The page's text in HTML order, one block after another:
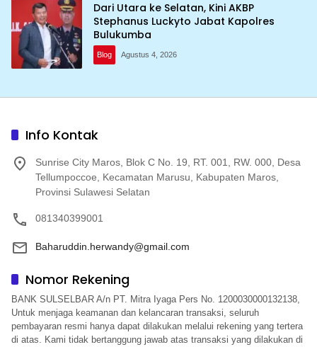
Dari Utara ke Selatan, Kini AKBP
Stephanus Luckyto Jabat Kapolres
Bulukumba
Blog Agustus 4, 2026
Info Kontak
Sunrise City Maros, Blok C No. 19, RT. 001, RW. 000, Desa
Tellumpoccoe, Kecamatan Marusu, Kabupaten Maros,
Provinsi Sulawesi Selatan
081340399001
Baharuddin.herwandy@gmail.com
Nomor Rekening
BANK SULSELBAR A/n PT. Mitra Iyaga Pers No. 1200030000132138,
Untuk menjaga keamanan dan kelancaran transaksi, seluruh
pembayaran resmi hanya dapat dilakukan melalui rekening yang tertera
di atas. Kami tidak bertanggung jawab atas transaksi yang dilakukan di